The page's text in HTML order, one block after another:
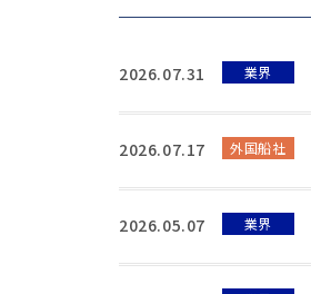
2026.07.31 業界
2026.07.17 外国船社
2026.05.07 業界